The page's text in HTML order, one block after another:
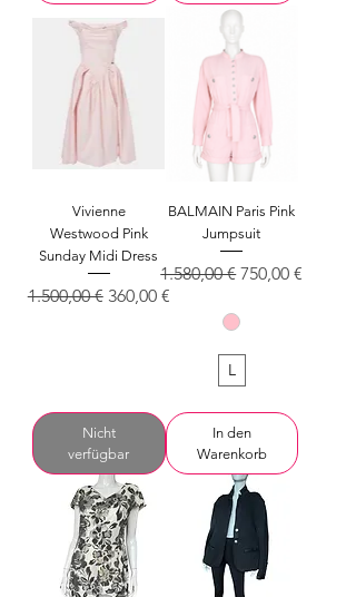
Vivienne
Westwood Pink
Sunday Midi Dress
Standardpreis
1.500,00 € Sale-Preis
360,00 €
Nicht
verfügbar
BALMAIN Paris Pink
Jumpsuit
Standardpreis
1.580,00 €Sale-Preis
750,00 €
L
In den
Warenkorb